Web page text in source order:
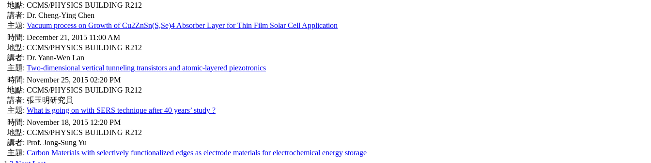
地點: CCMS/PHYSICS BUILDING R212
講者: Dr. Cheng-Ying Chen
主題: Vacuum process on Growth of Cu2ZnSn(S,Se)4 Absorber Layer for Thin Film Solar Cell Application
時間: December 21, 2015 11:00 AM
地點: CCMS/PHYSICS BUILDING R212
講者: Dr. Yann-Wen Lan
主題: Two-dimensional vertical tunneling transistors and atomic-layered piezotronics
時間: November 25, 2015 02:20 PM
地點: CCMS/PHYSICS BUILDING R212
講者: 張玉明研究員
主題: What is going on with SERS technique after 40 years’ study ?
時間: November 18, 2015 12:20 PM
地點: CCMS/PHYSICS BUILDING R212
講者: Prof. Jong-Sung Yu
主題: Carbon Materials with selectively functionalized edges as electrode materials for electrochemical energy storage